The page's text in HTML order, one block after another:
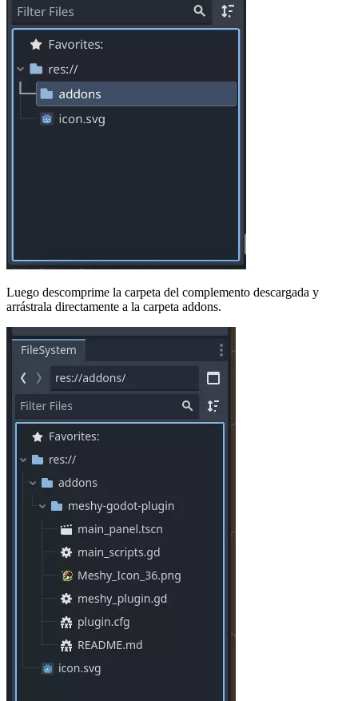
Luego descomprime la carpeta del complemento descargada y
arrástrala directamente a la carpeta addons.